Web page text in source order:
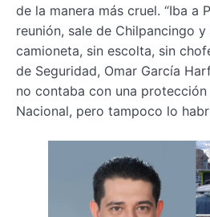
de la manera más cruel. “Iba a
reunión, sale de Chilpancingo y
camioneta, sin escolta, sin
de Seguridad, Omar García
no contaba con una protección
Nacional, pero tampoco lo